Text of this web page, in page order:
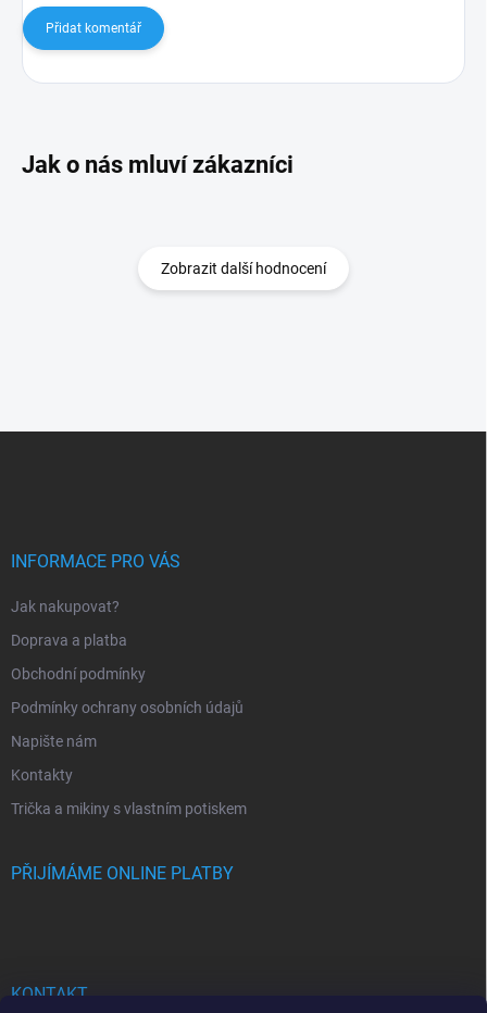
Přidat komentář
Zobrazit další hodnocení
INFORMACE PRO VÁS
Jak nakupovat?
Doprava a platba
Obchodní podmínky
Podmínky ochrany osobních údajů
Napište nám
Kontakty
Trička a mikiny s vlastním potiskem
PŘIJÍMÁME ONLINE PLATBY
KONTAKT